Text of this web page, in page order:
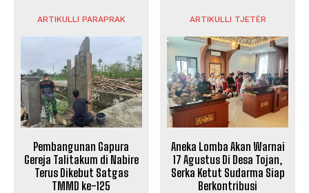
ARTIKULLI PARAPRAK
Pembangunan Gapura
Gereja Talitakum di Nabire
Terus Dikebut Satgas
TMMD ke-125
ARTIKULLI TJETËR
Aneka Lomba Akan Warnai
17 Agustus Di Desa Tojan,
Serka Ketut Sudarma Siap
Berkontribusi